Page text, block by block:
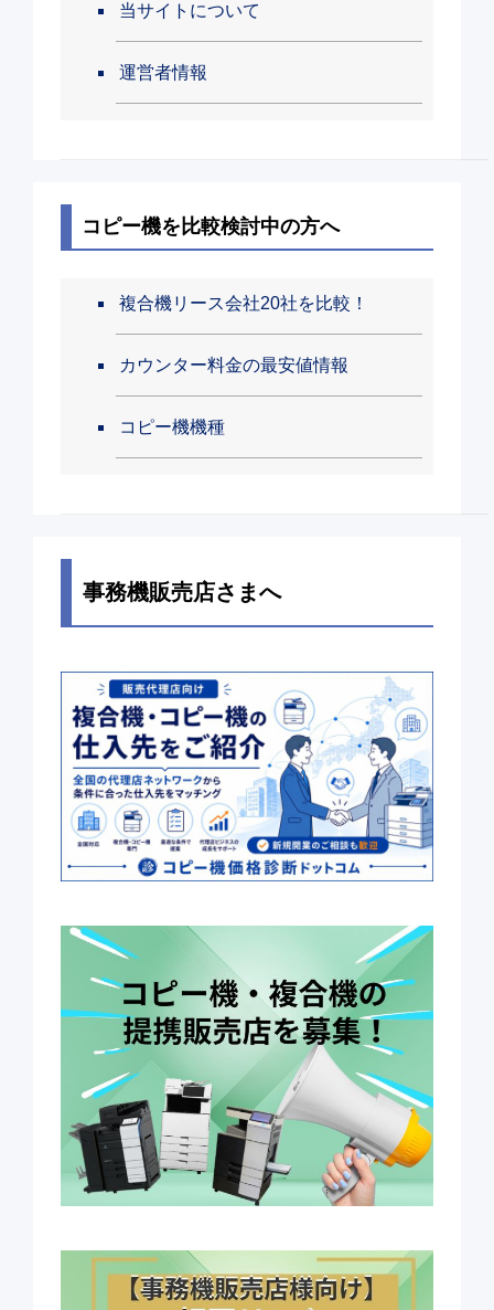
当サイトについて
運営者情報
コピー機を比較検討中の方へ
複合機リース会社20社を比較！
カウンター料金の最安値情報
コピー機機種
事務機販売店さまへ